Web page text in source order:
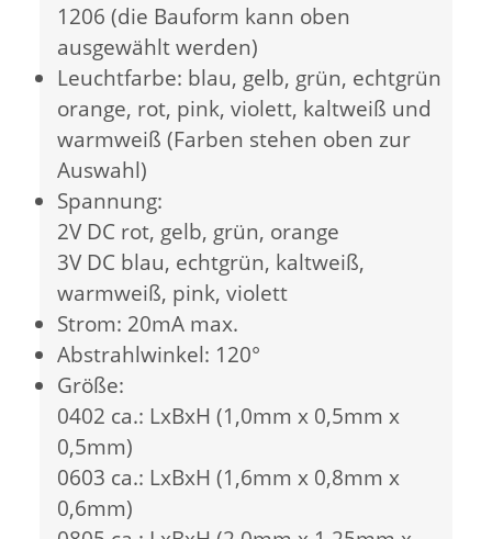
1206 (die Bauform kann oben
ausgewählt werden)
Leuchtfarbe: blau, gelb, grün, echtgrün
orange, rot, pink, violett, kaltweiß und
warmweiß (Farben stehen oben zur
Auswahl)
Spannung:
2V DC rot, gelb, grün, orange
3V DC blau, echtgrün, kaltweiß,
warmweiß, pink, violett
Strom: 20mA max.
Abstrahlwinkel: 120°
Größe:
0402 ca.: LxBxH (1,0mm x 0,5mm x
0,5mm)
0603 ca.: LxBxH (1,6mm x 0,8mm x
0,6mm)